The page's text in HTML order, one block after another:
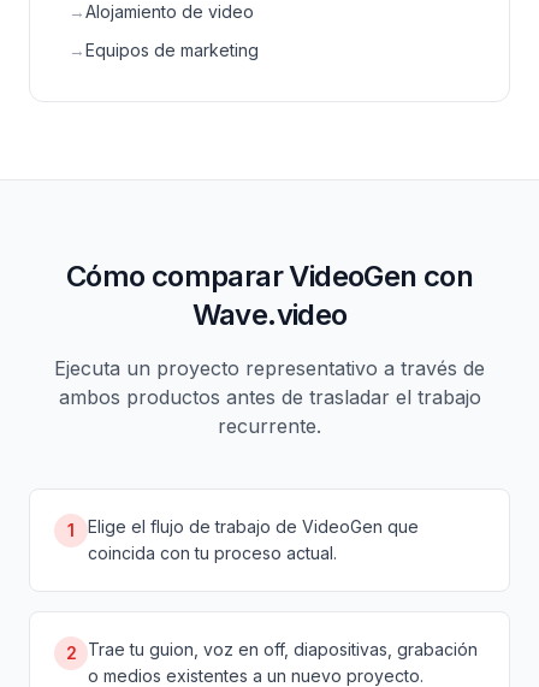
→Alojamiento de video
→Equipos de marketing
Cómo comparar VideoGen con
Wave.video
Ejecuta un proyecto representativo a través de
ambos productos antes de trasladar el trabajo
recurrente.
1
Elige el flujo de trabajo de VideoGen que
coincida con tu proceso actual.
2
Trae tu guion, voz en off, diapositivas, grabación
o medios existentes a un nuevo proyecto.